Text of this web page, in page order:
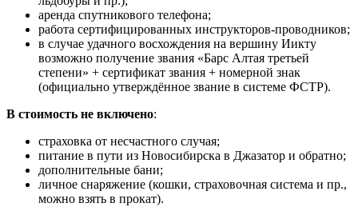
аренда спутникового телефона;
работа сертифицированных инструкторов-проводников;
в случае удачного восхождения на вершину Иикту
возможно получение звания «Барс Алтая третьей
степени» + сертификат звания + номерной знак
(официально утверждённое звание в системе ФСТР).
В стоимость не включено:
страховка от несчастного случая;
питание в пути из Новосибирска в Джазатор и обратно;
дополнительные бани;
личное снаряжение (кошки, страховочная система и пр.,
можно взять в прокат).